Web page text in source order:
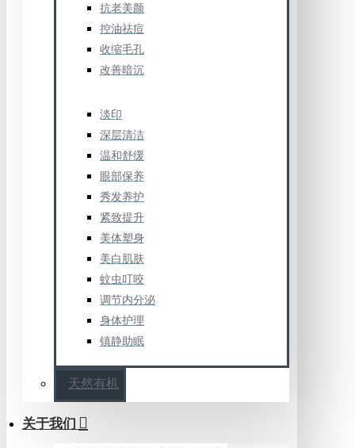
抗老美颜
控油祛痘
收缩毛孔
改善暗沉
淡印
深层清洁
温和舒缓
眼部保养
秀发养护
紧致提升
美体塑身
美白肌肤
蚊虫叮咬
调节内分泌
身体护理
镇静助眠
天然有机
关于我们